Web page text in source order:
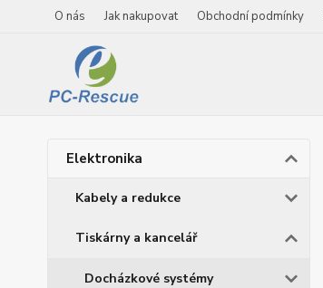
O nás Jak nakupovat Obchodní podmínky
Elektronika
Kabely a redukce
Tiskárny a kancelář
Docházkové systémy